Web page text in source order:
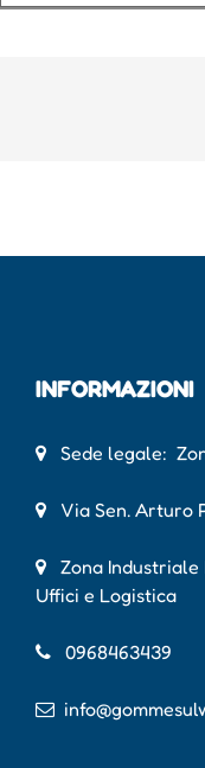
INFORMAZIONI
Sede legale:
Via Sen. Arturo
Zona Industriale
Uffici e Logistica
0968463439